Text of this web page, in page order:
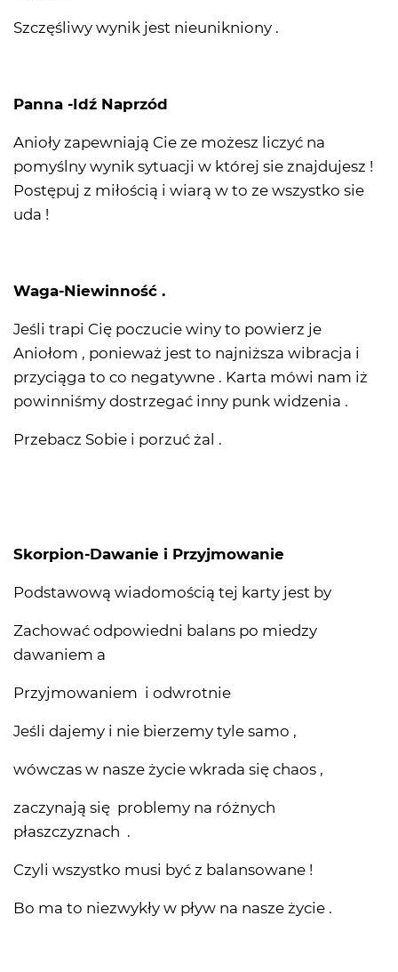
Szczęśliwy wynik jest nieunikniony .
Panna -Idź Naprzód
Anioły zapewniają Cie ze możesz liczyć na
pomyślny wynik sytuacji w której sie znajdujesz !
Postępuj z miłością i wiarą w to ze wszystko sie
uda !
Waga-Niewinność .
Jeśli trapi Cię poczucie winy to powierz je
Aniołom , ponieważ jest to najniższa wibracja i
przyciąga to co negatywne . Karta mówi nam iż
powinniśmy dostrzegać inny punk widzenia .
Przebacz Sobie i porzuć żal .
Skorpion-Dawanie i Przyjmowanie
Podstawową wiadomością tej karty jest by
Zachować odpowiedni balans po miedzy
dawaniem a
Przyjmowaniem i odwrotnie
Jeśli dajemy i nie bierzemy tyle samo ,
wówczas w nasze życie wkrada się chaos ,
zaczynają się problemy na różnych
płaszczyznach .
Czyli wszystko musi być z balansowane !
Bo ma to niezwykły w pływ na nasze życie .